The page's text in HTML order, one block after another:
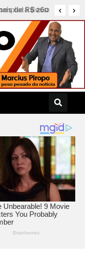
de R$ 260